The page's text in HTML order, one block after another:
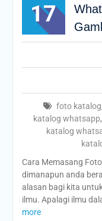
17
foto katalog
katalog whatsapp,
katalog
Cara Memasang
dimanapun anda
alasan bagi kita
ilmu. Apalagi ilmu
more